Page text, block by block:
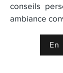
conseils
ambiance
En